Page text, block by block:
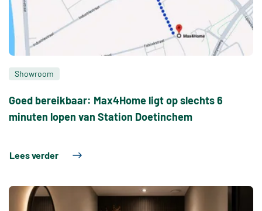
Showroom
Goed bereikbaar: Max4Home ligt op slechts 6
minuten lopen van Station Doetinchem
Lees verder